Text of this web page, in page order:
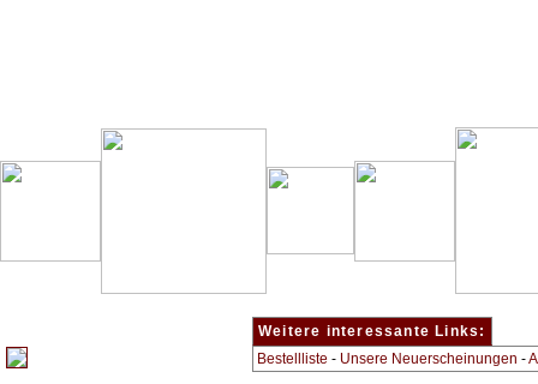
Weitere interessante Links:
Bestellliste - Unsere Neuerscheinungen -